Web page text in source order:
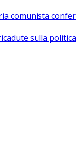
comunista
sulla